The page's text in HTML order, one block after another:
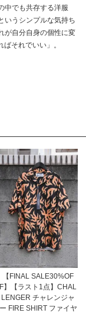
中でも共存する洋服
いうシンプルな気持ち
が自分自身の個性に変
それでいい」。
【FINAL SALE30%OF
F】【ラスト1点】CHAL
LENGER チャレンジャ
ー FIRE SHIRT ファイヤ